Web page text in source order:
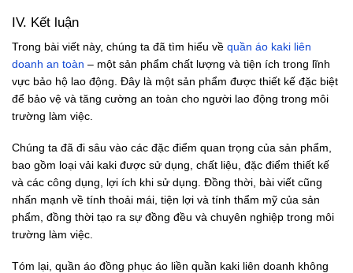
IV. Kết luận
Trong bài viết này, chúng ta đã tìm hiểu về quần áo kaki liên
doanh an toàn – một sản phẩm chất lượng và tiện ích trong lĩnh
vực bảo hộ lao động. Đây là một sản phẩm được thiết kế đặc biệt
để bảo vệ và tăng cường an toàn cho người lao động trong môi
trường làm việc.
Chúng ta đã đi sâu vào các đặc điểm quan trọng của sản phẩm,
bao gồm loại vải kaki được sử dụng, chất liệu, đặc điểm thiết kế
và các công dụng, lợi ích khi sử dụng. Đồng thời, bài viết cũng
nhấn mạnh về tính thoải mái, tiện lợi và tính thẩm mỹ của sản
phẩm, đồng thời tạo ra sự đồng đều và chuyên nghiệp trong môi
trường làm việc.
Tóm lại, quần áo đồng phục áo liền quần kaki liên doanh không